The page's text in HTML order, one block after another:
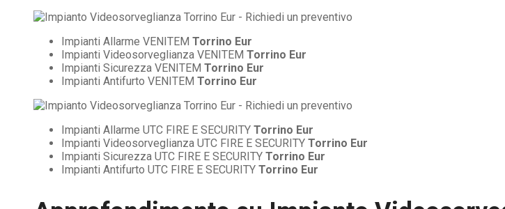
Impianti Allarme VENITEM Torrino Eur
Impianti Videosorveglianza VENITEM Torrino Eur
Impianti Sicurezza VENITEM Torrino Eur
Impianti Antifurto VENITEM Torrino Eur
Impianti Allarme UTC FIRE E SECURITY Torrino Eur
Impianti Videosorveglianza UTC FIRE E SECURITY Torrino Eur
Impianti Sicurezza UTC FIRE E SECURITY Torrino Eur
Impianti Antifurto UTC FIRE E SECURITY Torrino Eur